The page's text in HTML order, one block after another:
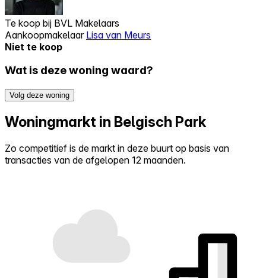
Te koop bij BVL Makelaars
Aankoopmakelaar Lisa van Meurs
Niet te koop
Wat is deze woning waard?
Volg deze woning
Woningmarkt in Belgisch Park
Zo competitief is de markt in deze buurt op basis van
transacties van de afgelopen 12 maanden.